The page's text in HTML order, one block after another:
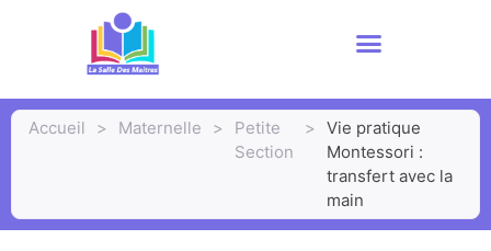
Accueil > Maternelle >
Petite
Section
>
Vie pratique
Montessori :
transfert avec la
main